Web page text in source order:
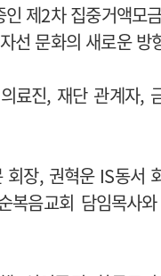
제2차 집중거액모
선 문화의 새로운 방
료진, 재단 관계자,
장, 권혁운 IS동서
복음교회 담임목사